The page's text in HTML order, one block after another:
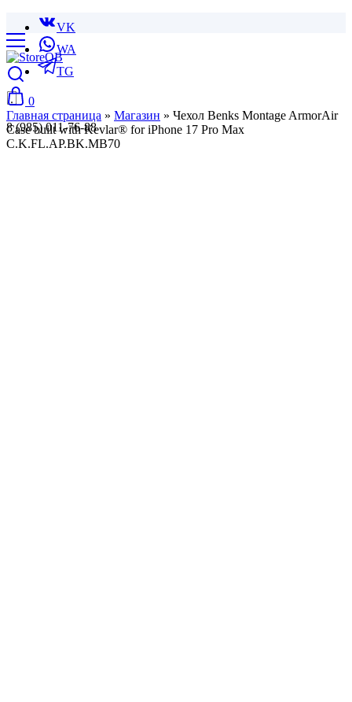
VK
WA
TG
8 (985) 011-76-88
0
Главная страница » Магазин » Чехол Benks Montage ArmorAir
Case built with Kevlar® for iPhone 17 Pro Max
C.K.FL.AP.BK.MB70